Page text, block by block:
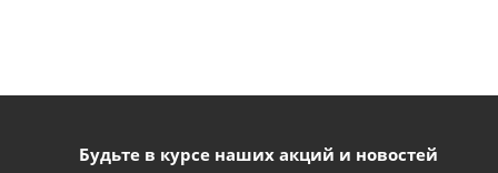
Будьте в курсе наших акций и новостей